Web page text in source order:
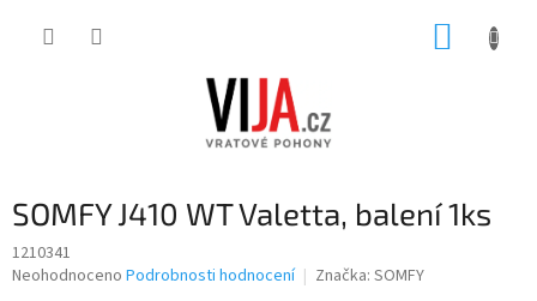
SOMFY J410 WT Valetta, balení 1ks
1210341
Průměrné
Neohodnoceno Podrobnosti hodnocení Značka: SOMFY